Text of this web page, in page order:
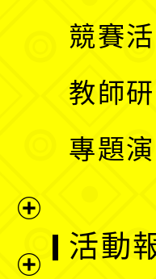
競賽
教師
專題
活動